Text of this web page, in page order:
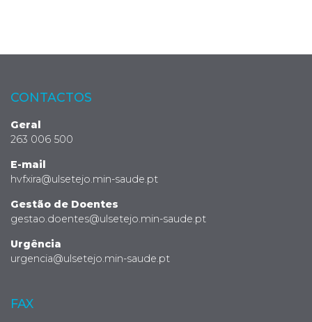
CONTACTOS
Geral
263 006 500
E-mail
hvfxira@ulsetejo.min-saude.pt
Gestão de Doentes
gestao.doentes@ulsetejo.min-saude.pt
Urgência
urgencia@ulsetejo.min-saude.pt
FAX